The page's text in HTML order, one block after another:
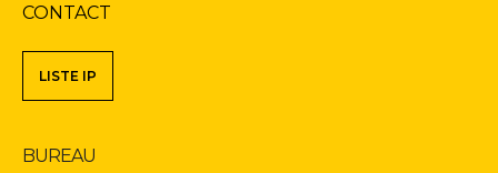
CONTACT
Navigation
LISTE IP
BUREAU